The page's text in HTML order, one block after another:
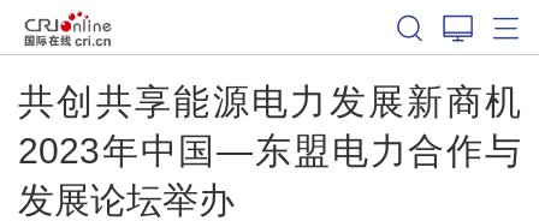
共创共享能源电力发展新商机
2023年中国—东盟电力合作与
发展论坛举办